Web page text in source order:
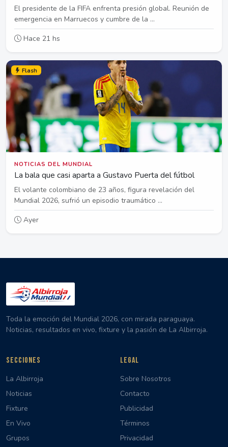
El presidente de la FIFA enfrenta presión global. Reunión de
emergencia en Marruecos y cumbre de la ...
Hace 21 hs
Flash
NOTICIAS DEL MUNDIAL
La bala que casi aparta a Gustavo Puerta del fútbol
El volante colombiano de 23 años, figura revelación del
Mundial 2026, sufrió un episodio traumático ...
Ayer
Toda la emoción del Mundial 2026, con mirada paraguaya.
Noticias, resultados en vivo, fixture y la pasión de La Albirroja.
SECCIONES
La Albirroja
Noticias
Fixture
En Vivo
Grupos
LEGAL
Sobre Nosotros
Contacto
Publicidad
Términos
Privacidad